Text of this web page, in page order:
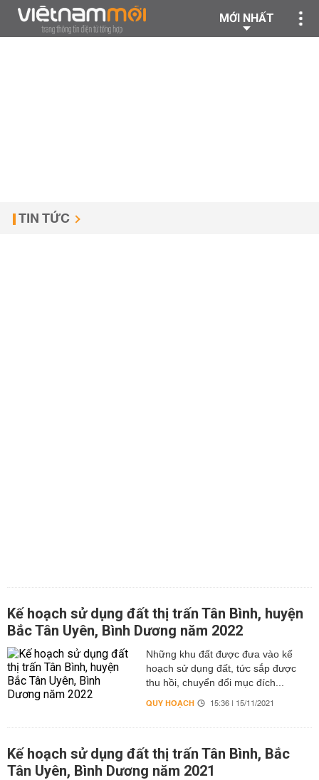
MỚI NHẤT
TIN TỨC
Kế hoạch sử dụng đất thị trấn Tân Bình, huyện
Bắc Tân Uyên, Bình Dương năm 2022
Những khu đất được đưa vào kế
hoạch sử dụng đất, tức sắp được
thu hồi, chuyển đổi mục đích...
QUY HOẠCH 15:36 | 15/11/2021
Kế hoạch sử dụng đất thị trấn Tân Bình, Bắc
Tân Uyên, Bình Dương năm 2021